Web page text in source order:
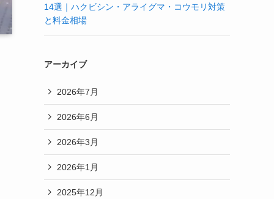
14選｜ハクビシン・アライグマ・コウモリ対策
と料金相場
アーカイブ
2026年7月
2026年6月
2026年3月
2026年1月
2025年12月